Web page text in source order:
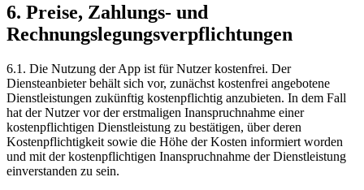
6. Preise, Zahlungs- und
Rechnungslegungsverpflichtungen
6.1. Die Nutzung der App ist für Nutzer kostenfrei. Der
Diensteanbieter behält sich vor, zunächst kostenfrei angebotene
Dienstleistungen zukünftig kostenpflichtig anzubieten. In dem Fall
hat der Nutzer vor der erstmaligen Inanspruchnahme einer
kostenpflichtigen Dienstleistung zu bestätigen, über deren
Kostenpflichtigkeit sowie die Höhe der Kosten informiert worden
und mit der kostenpflichtigen Inanspruchnahme der Dienstleistung
einverstanden zu sein.